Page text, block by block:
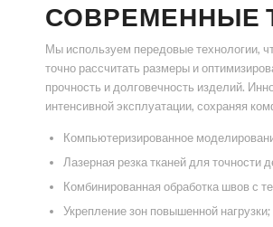
СОВРЕМЕННЫЕ
Мы используем передовые технологии,
точно рассчитать размеры и
прочность и долговечность изделий.
интенсивной эксплуатации, сохраняя
Компьютеризированное
Лазерная резка тканей для точности
Комбинированная обработка швов с
Укрепление зон повышенной нагрузки;